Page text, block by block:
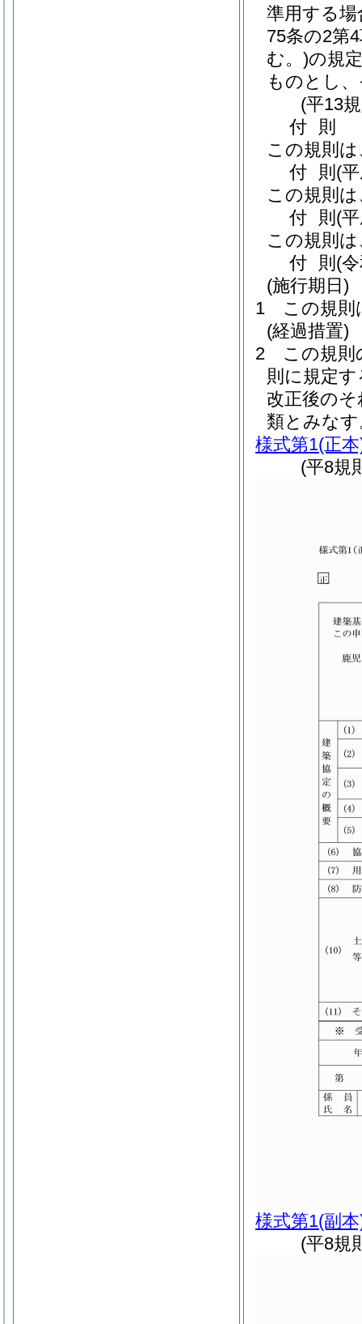
準用する
75条の2第
む。 )の規
ものとし
(平13
付 則
この規則
付 則 (
この規則
付 則 (
この規則
付 則 (
(施行期日)
1
この規則
(経過措置)
2
この規
則に規定
改正後の
類とみなす
様式第1(正
(平8規
様式第1(副
(平8規